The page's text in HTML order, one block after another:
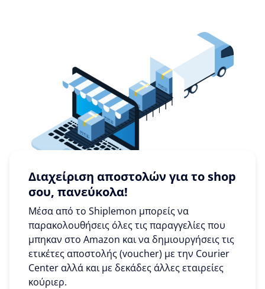
Διαχείριση αποστολών για το shop
σου, πανεύκολα!
Μέσα από το Shiplemon μπορείς να
παρακολουθήσεις όλες τις παραγγελίες που
μπηκαν στο Amazon και να δημιουργήσεις τις
ετικέτες αποστολής (voucher) με την Courier
Center αλλά και με δεκάδες άλλες εταιρείες
κούριερ.